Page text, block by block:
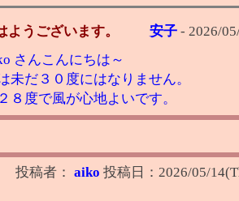
ようございます。 安子 - 2026/
さんこんにちは～
未だ３０度にはなりません。
８度で風が心地よいです。
投稿者： aiko 投稿日： 2026/05/